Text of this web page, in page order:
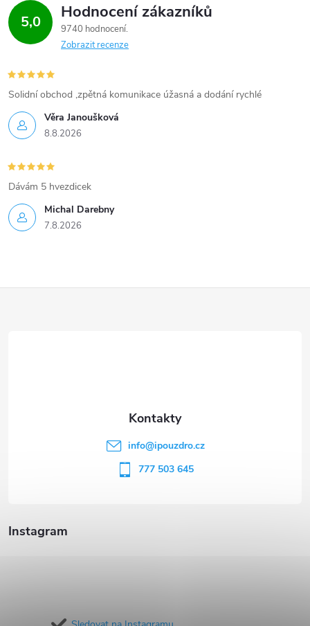
5,0 Hodnocení zákazníků
9740 hodnocení
Zobrazit recenze
Věra Janoušková
8.8.2026
Solidní obchod ,zpětná komunikace úžasná a dodání rychlé
Michal Darebny
7.8.2026
Dávám 5 hvezdicek
Instagram
info@ipouzdro.cz
777 503 645